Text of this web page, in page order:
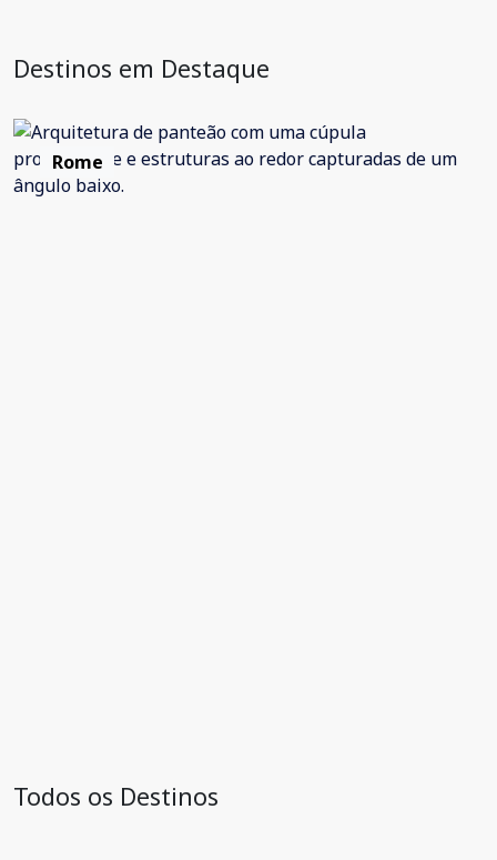
Destinos em Destaque
Rome
Todos os Destinos